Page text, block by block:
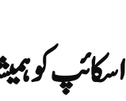
اسکائپ کو